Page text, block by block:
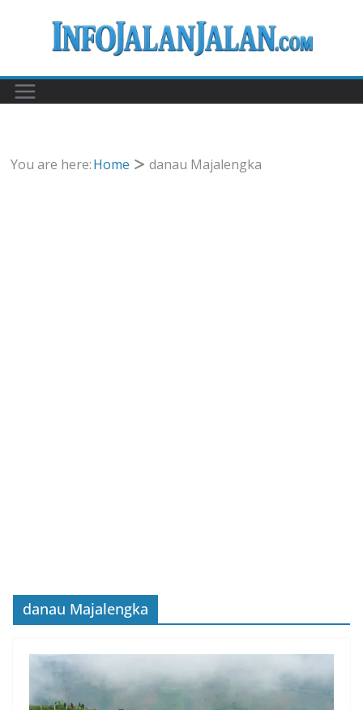
You are here:Home danau Majalengka
danau Majalengka